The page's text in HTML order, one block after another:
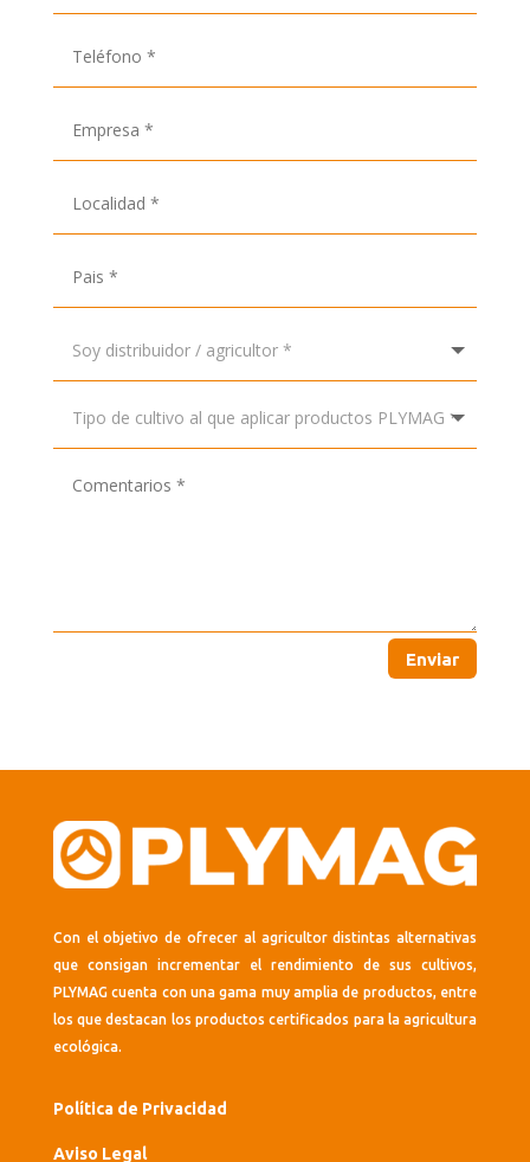
Enviar
Con el objetivo de ofrecer al agricultor distintas alternativas
que consigan incrementar el rendimiento de sus cultivos,
PLYMAG cuenta con una gama muy amplia de productos, entre
los que destacan los productos certificados para la agricultura
ecológica.
Política de Privacidad
Aviso Legal